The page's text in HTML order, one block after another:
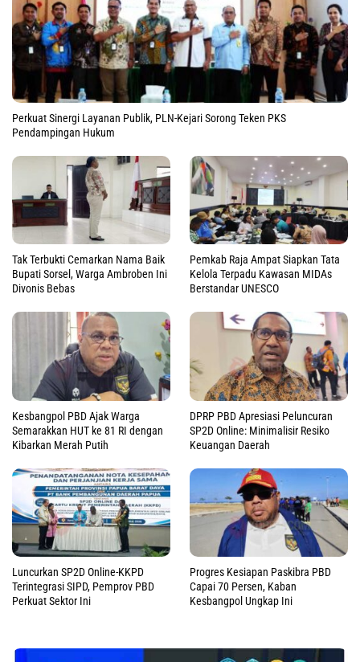
Perkuat Sinergi Layanan Publik, PLN-Kejari Sorong Teken PKS
Pendampingan Hukum
Tak Terbukti Cemarkan Nama Baik
Bupati Sorsel, Warga Ambroben Ini
Divonis Bebas
Pemkab Raja Ampat Siapkan Tata
Kelola Terpadu Kawasan MIDAs
Berstandar UNESCO
Kesbangpol PBD Ajak Warga
Semarakkan HUT ke 81 RI dengan
Kibarkan Merah Putih
DPRP PBD Apresiasi Peluncuran
SP2D Online: Minimalisir Resiko
Keuangan Daerah
Luncurkan SP2D Online-KKPD
Terintegrasi SIPD, Pemprov PBD
Perkuat Sektor Ini
Progres Kesiapan Paskibra PBD
Capai 70 Persen, Kaban
Kesbangpol Ungkap Ini